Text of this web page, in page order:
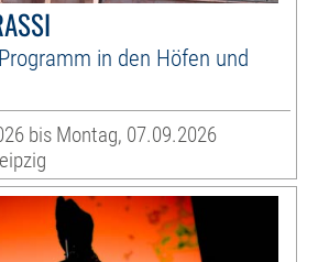
in den Höfen und
bis Montag, 07.09.2026